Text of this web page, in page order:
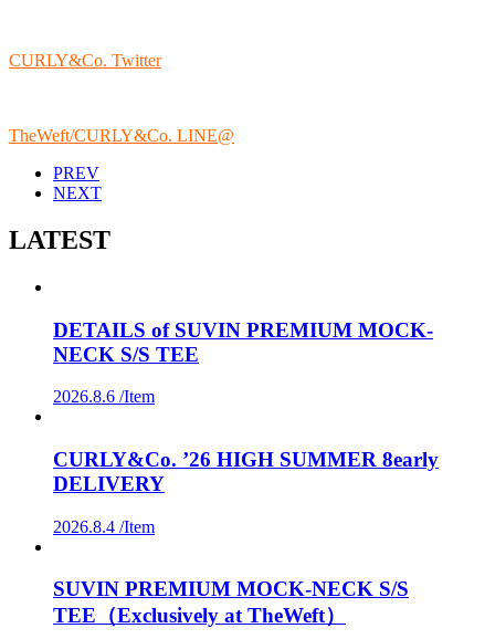
CURLY&Co. Twitter
TheWeft/CURLY&Co. LINE@
PREV
NEXT
LATEST
DETAILS of SUVIN PREMIUM MOCK-
NECK S/S TEE
2026.8.6 /Item
CURLY&Co. ’26 HIGH SUMMER 8early
DELIVERY
2026.8.4 /Item
SUVIN PREMIUM MOCK-NECK S/S
TEE（Exclusively at TheWeft）